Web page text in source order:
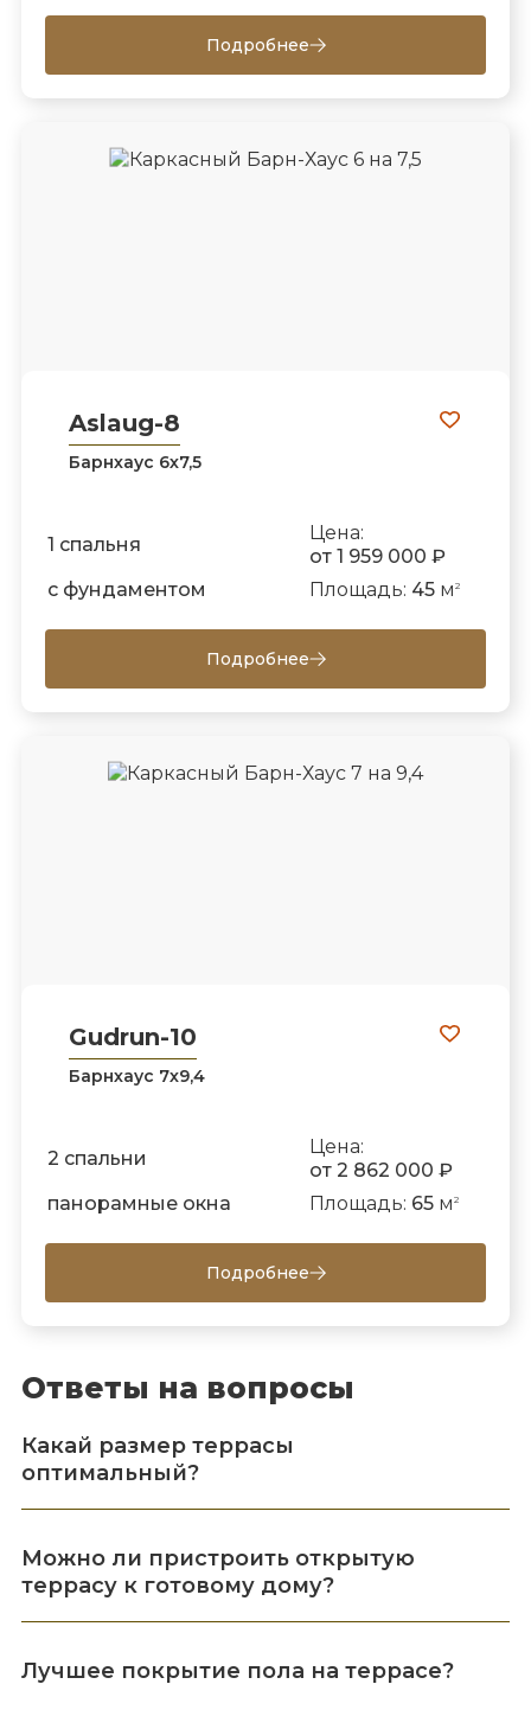
Подробнее
Aslaug-8
Барнхаус 6х7,5
1 спальня
Цена:
от 1 959 000 ₽
с фундаментом
Площадь: 45м 2
Подробнее
Gudrun-10
Барнхаус 7х9,4
2 спальни
Цена:
от 2 862 000 ₽
панорамные окна
Площадь: 65м 2
Подробнее
Ответы на вопросы
Какай размер террасы
оптимальный?
Можно ли пристроить открытую
террасу к готовому дому?
Лучшее покрытие пола на террасе?